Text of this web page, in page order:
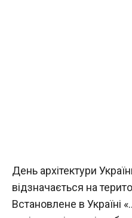
День архітектури
відзначається на
Встановлене в Україні